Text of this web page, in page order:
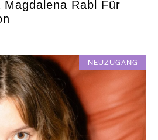
Rabl Für
NEUZUGANG